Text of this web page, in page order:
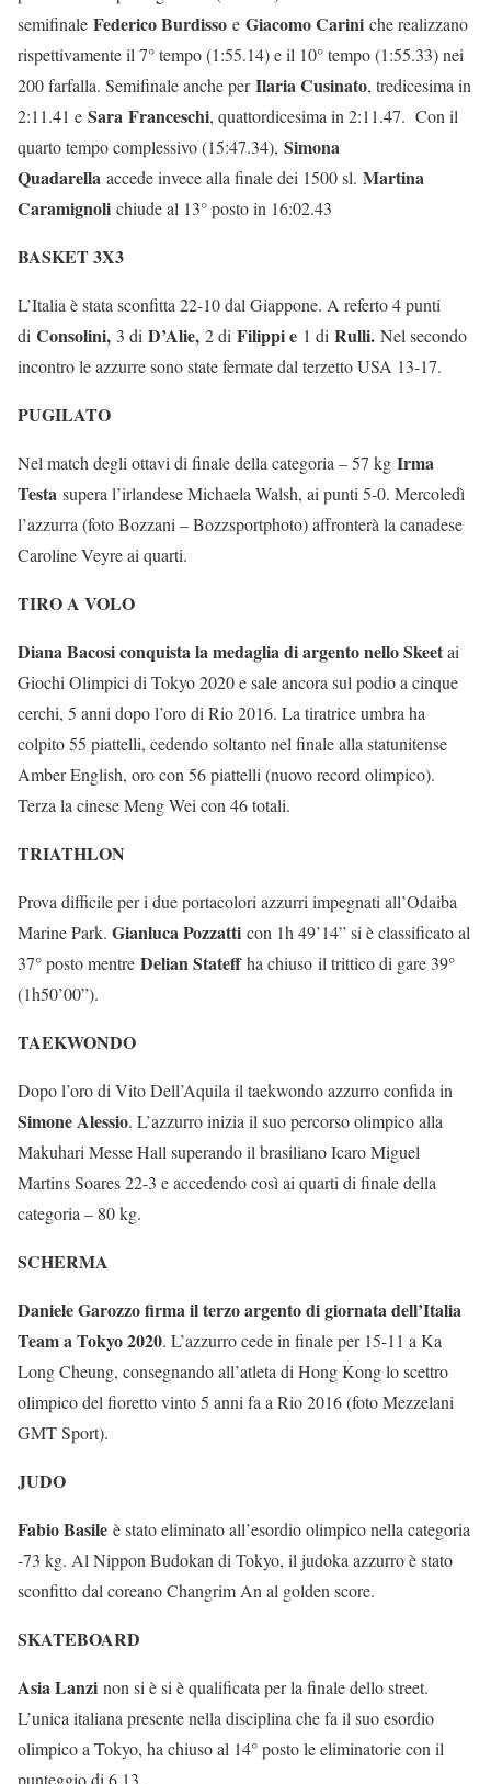
semifinale Federico Burdisso e Giacomo Carini che realizzano
rispettivamente il 7° tempo (1:55.14) e il 10° tempo (1:55.33) nei
200 farfalla. Semifinale anche perIlaria Cusinato, tredicesima in
2:11.41 e Sara Franceschi, quattordicesima in 2:11.47. Con il
quarto tempo complessivo (15:47.34), Simona
Quadarella accede invece alla finale dei 1500 sl. Martina
Caramignoli chiude al 13° posto in 16:02.43
BASKET 3X3
L’Italia è stata sconfitta 22-10 dal Giappone. A referto 4 punti
di Consolini, 3 di D’Alie, 2 di Filippi e 1 di Rulli. Nel secondo
incontro le azzurre sono state fermate dal terzetto USA 13-17.
PUGILATO
Nel match degli ottavi di finale della categoria – 57 kg Irma
Testa supera l’irlandese Michaela Walsh, ai punti 5-0. Mercoledì
l’azzurra (foto Bozzani – Bozzsportphoto) affronterà la canadese
Caroline Veyre ai quarti.
TIRO A VOLO
Diana Bacosi conquista la medaglia di argento nello Skeetai
Giochi Olimpici di Tokyo 2020 e sale ancora sul podio a cinque
cerchi, 5 anni dopo l’oro di Rio 2016. La tiratrice umbra ha
colpito 55 piattelli, cedendo soltanto nel finale alla statunitense
Amber English, oro con 56 piattelli (nuovo record olimpico).
Terza la cinese Meng Wei con 46 totali.
TRIATHLON
Prova difficile per i due portacolori azzurri impegnati all’Odaiba
Marine Park. Gianluca Pozzatti con 1h 49’14” si è classificato al
37° posto mentre Delian Stateffha chiuso il trittico di gare 39°
(1h50’00”).
TAEKWONDO
Dopo l’oro di Vito Dell’Aquila il taekwondo azzurro confida in
Simone Alessio. L’azzurro inizia il suo percorso olimpico alla
Makuhari Messe Hall superando il brasiliano Icaro Miguel
Martins Soares 22-3 e accedendo così ai quarti di finale della
categoria – 80 kg.
SCHERMA
Daniele Garozzo firma il terzo argento di giornata dell’Italia
Team a Tokyo 2020. L’azzurro cede in finale per 15-11 a Ka
Long Cheung, consegnando all’atleta di Hong Kong lo scettro
olimpico del fioretto vinto 5 anni fa a Rio 2016 (foto Mezzelani
GMT Sport).
JUDO
Fabio Basile è stato eliminato all’esordio olimpico nella categoria
-73 kg. Al Nippon Budokan di Tokyo, il judoka azzurro è stato
sconfitto dal coreano Changrim An al golden score.
SKATEBOARD
Asia Lanzi non si è si è qualificata per la finale dello street.
L’unica italiana presente nella disciplina che fa il suo esordio
olimpico a Tokyo, ha chiuso al 14° posto le eliminatorie con il
punteggio di 6,13.